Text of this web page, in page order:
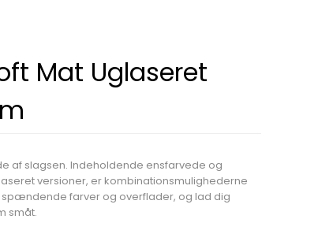
Mat Uglaseret
af slagsen. Indeholdende ensfarvede og
versioner, er kombinationsmulighederne
farver og overflader, og lad dig
småt.